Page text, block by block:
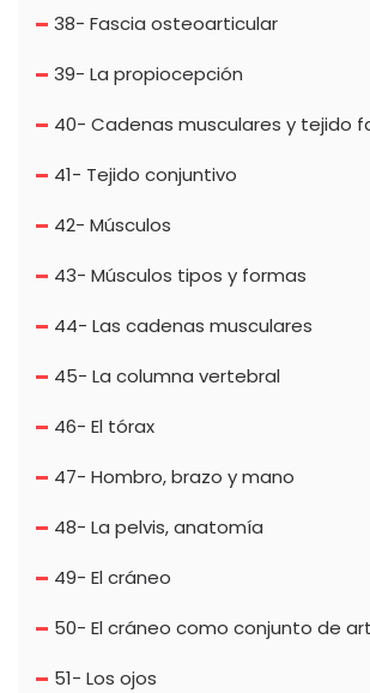
38- Fascia osteoarticular
39- La propiocepción
40- Cadenas musculares y tejido
41- Tejido conjuntivo
42- Músculos
43- Músculos tipos y formas
44- Las cadenas musculares
45- La columna vertebral
46- El tórax
47- Hombro, brazo y mano
48- La pelvis, anatomía
49- El cráneo
50- El cráneo como conjunto de
51- Los ojos